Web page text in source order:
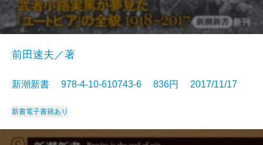
前田速夫／著
新潮新書 978-4-10-610743-6 836円 2017/11/17
新書電子書籍あり